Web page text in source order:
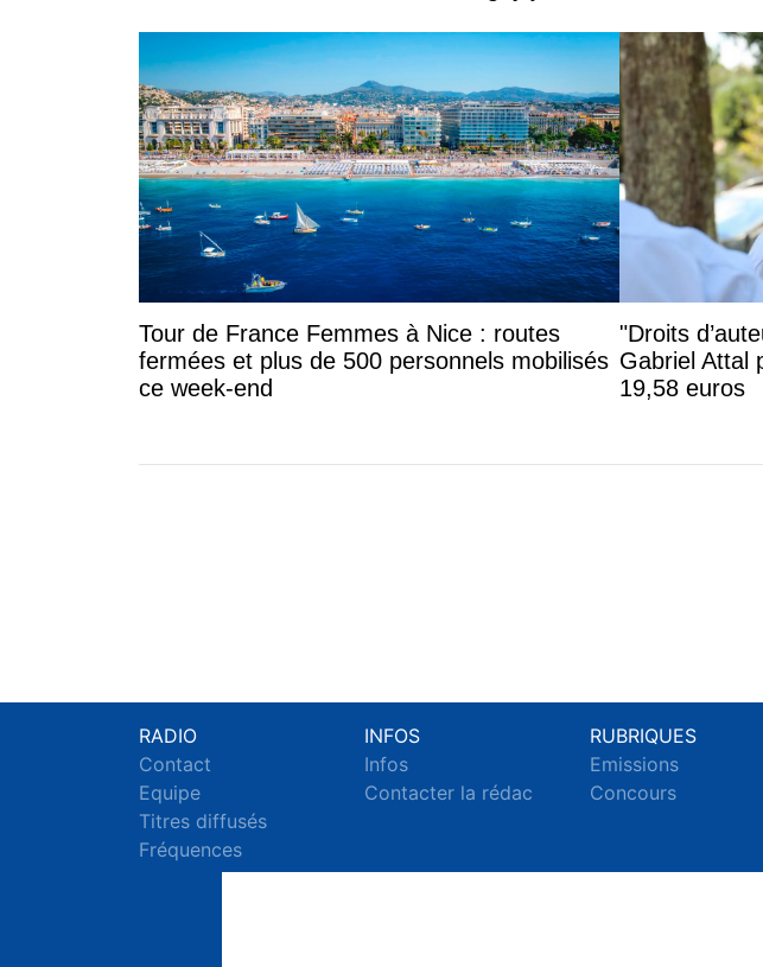
Tour de France Femmes à Nice : routes
fermées et plus de 500 personnels mobilisés
ce week-end
"Droits
Gabriel Attal
19,58 euros
RADIO
Contact
Equipe
Titres diffusés
Fréquences
INFOS
Infos
Contacter la rédac
RUBRIQUES
Emissions
Concours